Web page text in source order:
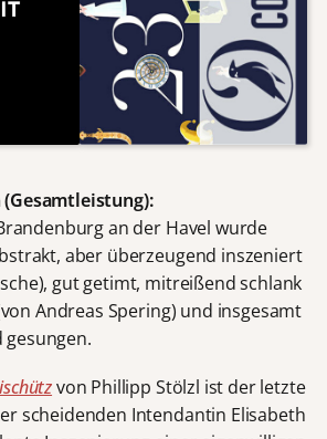
an der Havel wurde
aber überzeugend inszeniert
gut getimt, mitreißend schlank
Andreas Spering) und insgesamt
von Phillipp Stölzl ist der letzte
scheidenden Intendantin Elisabeth